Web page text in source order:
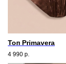
Топ Primavera
4 990 р.